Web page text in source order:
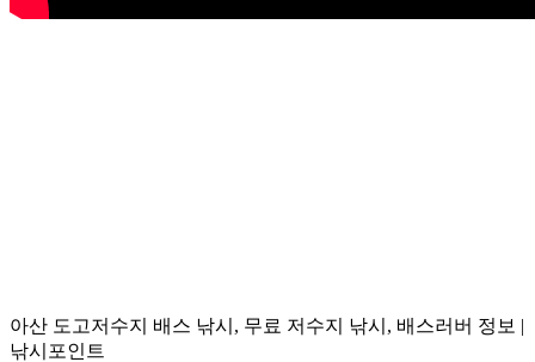
아산 도고저수지 배스 낚시, 무료 저수지 낚시, 배스러버 정보 |
낚시포인트